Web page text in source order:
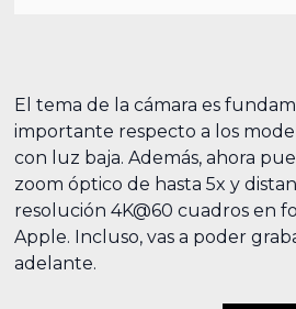
El tema de la cámara es
importante respecto a los
con luz baja. Además, ahora
zoom óptico de hasta 5x y
resolución 4K@60 cuadros en
Apple. Incluso, vas a poder
adelante.